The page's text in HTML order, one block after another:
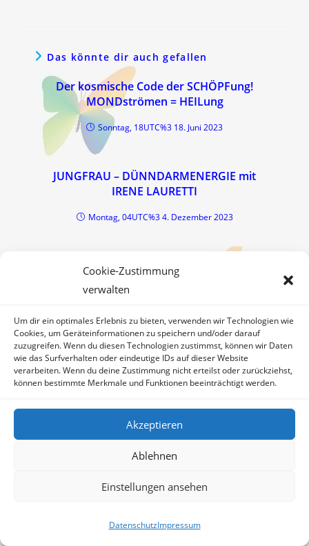
Cookie-Zustimmung
verwalten
Um dir ein optimales Erlebnis zu bieten, verwenden wir Technologien wie
Cookies, um Geräteinformationen zu speichern und/oder darauf
zuzugreifen. Wenn du diesen Technologien zustimmst, können wir Daten
wie das Surfverhalten oder eindeutige IDs auf dieser Website
verarbeiten. Wenn du deine Zustimmung nicht erteilst oder zurückziehst,
können bestimmte Merkmale und Funktionen beeinträchtigt werden.
Akzeptieren
Ablehnen
Einstellungen ansehen
DatenschutzImpressum
Das könnte dir auch gefallen
Der kosmische Code der SCHÖPFung!
MONDströmen = HEILung
Sonntag, 18UTC%3 18. Juni 2023
JUNGFRAU – DÜNNDARMENERGIE mit
IRENE LAURETTI
Montag, 04UTC%3 4. Dezember 2023